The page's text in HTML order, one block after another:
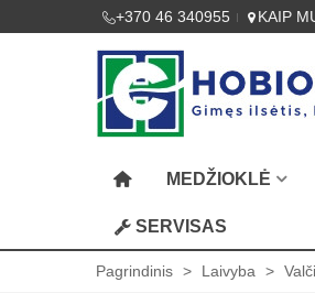
+370 46 340955 KAIP
MEDŽIOKLĖ
SERVISAS
Pagrindinis > Laivyba >